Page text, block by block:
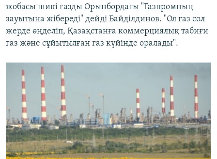
жобасы шикі газды Орынбордағы "Газпромның
зауытына жібереді" дейді Байділдинов. "Ол газ сол
жерде өңделіп, Қазақстанға коммерциялық табиғи
газ және сұйытылған газ күйінде оралады".